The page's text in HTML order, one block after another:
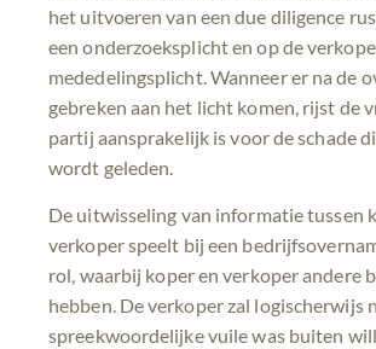
het uitvoeren van een due diligence
een onderzoeksplicht en op de
mededelingsplicht. Wanneer er na de
gebreken aan het licht komen, rijst de
partij aansprakelijk is voor de schade
wordt geleden.
De uitwisseling van informatie tussen
verkoper speelt bij een
rol, waarbij koper en verkoper andere
hebben. De verkoper zal logischerwijs
spreekwoordelijke vuile was buiten